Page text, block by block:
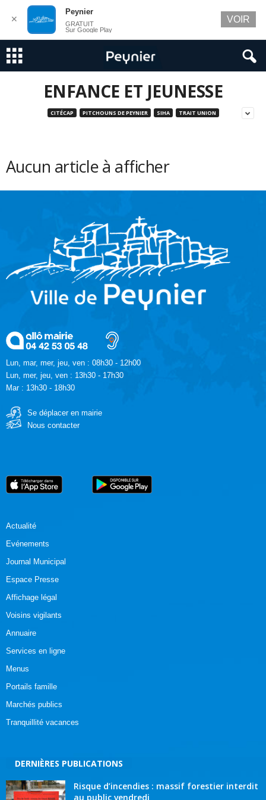
ENFANCE ET JEUNESSE
CITÉCAP PITCHOUNS DE PEYNIER SIHA TRAIT UNION
Aucun article à afficher
Lun, mar, mer, jeu, ven : 08h30 - 12h00
Lun, mer, jeu, ven : 13h30 - 17h30
Mar : 13h30 - 18h30
Se déplacer en mairie
Nous contacter
Actualité
Evénements
Journal Municipal
Espace Presse
Affichage légal
Voisins vigilants
Annuaire
Services en ligne
Menus
Portails famille
Marchés publics
Tranquillité vacances
DERNIÈRES PUBLICATIONS
Risque d’incendies : massif forestier interdit
au public vendredi
✕
Peynier
GRATUIT
Sur Google Play
VOIR